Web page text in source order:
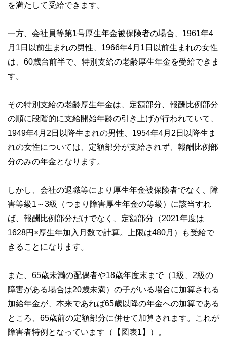
を満たして受給できます。
一方、会社員等第1号厚生年金被保険者の場合、1961年4
月1日以前生まれの男性、1966年4月1日以前生まれの女性
は、60歳台前半で、特別支給の老齢厚生年金を受給できま
す。
その特別支給の老齢厚生年金は、定額部分、報酬比例部分
の順に段階的に支給開始年齢の引き上げが行われていて、
1949年4月2日以降生まれの男性、1954年4月2日以降生ま
れの女性については、定額部分が支給されず、報酬比例部
分のみの年金となります。
しかし、会社の退職等により厚生年金被保険者でなく、障
害等級1～3級（つまり障害厚生年金の等級）に該当すれ
ば、報酬比例部分だけでなく、定額部分（2021年度は
1628円×厚生年加入月数で計算。上限は480月）も受給で
きることになります。
また、65歳未満の配偶者や18歳年度末まで（1級、2級の
障害がある場合は20歳未満）の子がいる場合に加算される
加給年金が、本来であれば65歳以降の年金への加算である
ところ、65歳前の定額部分に併せて加算されます。これが
障害者特例となっています（【図表1】）。